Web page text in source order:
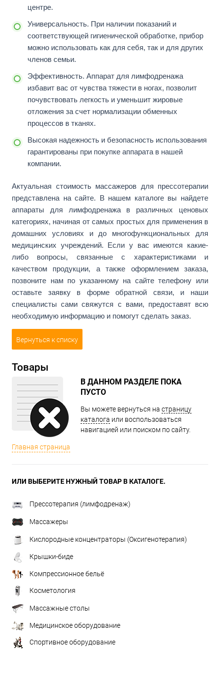
центре.
Универсальность. При наличии показаний и
соответствующей гигиенической обработке, прибор
можно использовать как для себя, так и для других
членов семьи.
Эффективность. Аппарат для лимфодренажа
избавит вас от чувства тяжести в ногах, позволит
почувствовать легкость и уменьшит жировые
отложения за счет нормализации обменных
процессов в тканях.
Высокая надежность и безопасность использования
гарантированы при покупке аппарата в нашей
компании.
Актуальная стоимость массажеров для прессотерапии
представлена на сайте. В нашем каталоге вы найдете
аппараты для лимфодренажа в различных ценовых
категориях, начиная от самых простых для применения в
домашних условиях и до многофункциональных для
медицинских учреждений. Если у вас имеются какие-
либо вопросы, связанные с характеристиками и
качеством продукции, а также оформлением заказа,
позвоните нам по указанному на сайте телефону или
оставьте заявку в форме обратной связи, и наши
специалисты сами свяжутся с вами, предоставят всю
необходимую информацию и помогут сделать заказ.
Вернуться к списку
Товары
В ДАННОМ РАЗДЕЛЕ ПОКА
ПУСТО
Вы можете вернуться на страницу
каталога или воспользоваться
навигацией или поиском по сайту.
Главная страница
ИЛИ ВЫБЕРИТЕ НУЖНЫЙ ТОВАР В КАТАЛОГЕ.
Прессотерапия (лимфодренаж)
Массажеры
Кислородные концентраторы (Оксигенотерапия)
Крышки-биде
Компрессионное бельё
Косметология
Массажные столы
Медицинское оборудование
Спортивное оборудование